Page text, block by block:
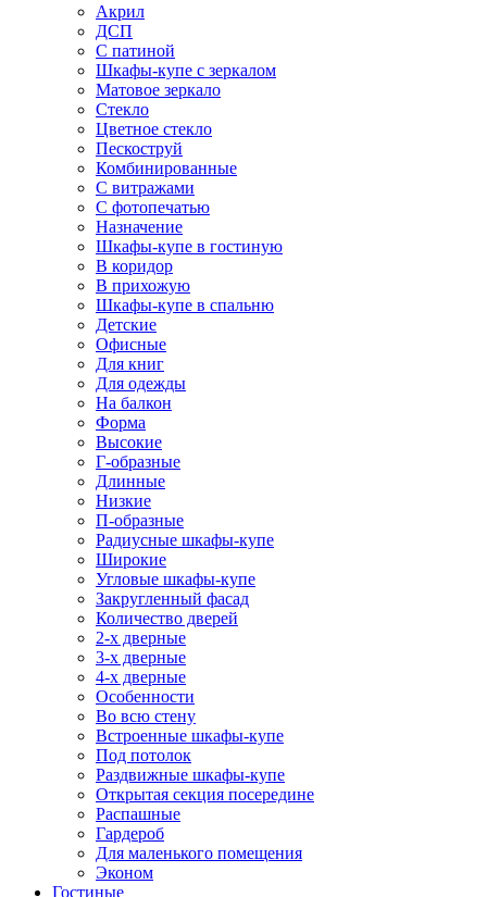
Акрил
ДСП
С патиной
Шкафы-купе с зеркалом
Матовое зеркало
Стекло
Цветное стекло
Пескоструй
Комбинированные
С витражами
С фотопечатью
Назначение
Шкафы-купе в гостиную
В коридор
В прихожую
Шкафы-купе в спальню
Детские
Офисные
Для книг
Для одежды
На балкон
Форма
Высокие
Г-образные
Длинные
Низкие
П-образные
Радиусные шкафы-купе
Широкие
Угловые шкафы-купе
Закругленный фасад
Количество дверей
2-х дверные
3-х дверные
4-х дверные
Особенности
Во всю стену
Встроенные шкафы-купе
Под потолок
Раздвижные шкафы-купе
Открытая секция посередине
Распашные
Гардероб
Для маленького помещения
Эконом
Гостиные